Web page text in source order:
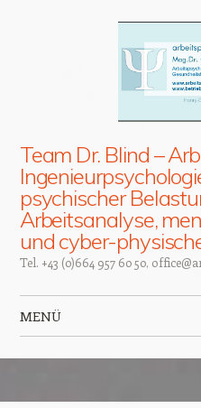
Team Dr. Blind –
psychischer
Arbeitsanalyse,
und cyber-
Tel. +43 (0)664 957 60 50,
MENÜ